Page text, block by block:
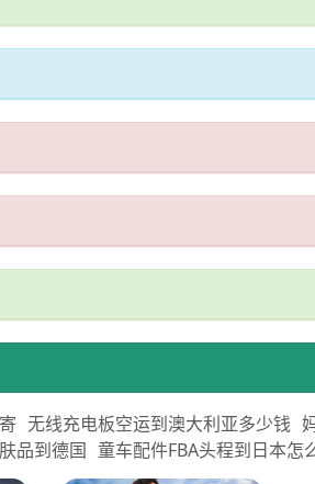
无线充电板空运到澳大利亚多少钱
品到德国 童车配件FBA头程到日本怎